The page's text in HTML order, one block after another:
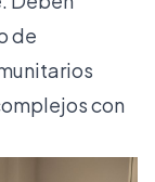
de
con